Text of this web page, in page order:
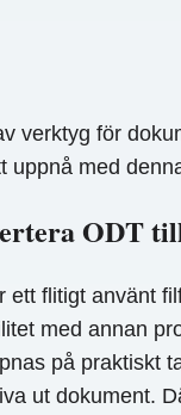
verktyg för
uppnå med
ODT
flitigt använt
med annan
på praktiskt
ut dokument.